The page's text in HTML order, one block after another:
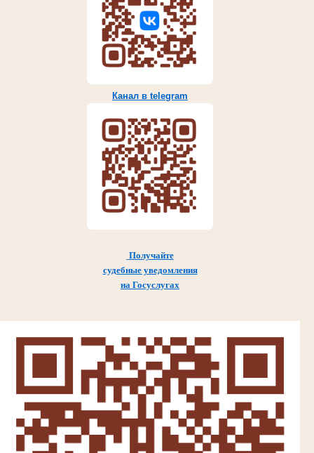
Канал в telegram
Получайте
судебные уведомления
на Госуслугах